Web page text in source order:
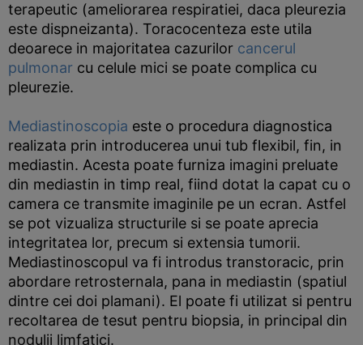
terapeutic (ameliorarea respiratiei, daca pleurezia
este dispneizanta). Toracocenteza este utila
deoarece in majoritatea cazurilor cancerul
pulmonar cu celule mici se poate complica cu
pleurezie.
Mediastinoscopia este o procedura diagnostica
realizata prin introducerea unui tub flexibil, fin, in
mediastin. Acesta poate furniza imagini preluate
din mediastin in timp real, fiind dotat la capat cu o
camera ce transmite imaginile pe un ecran. Astfel
se pot vizualiza structurile si se poate aprecia
integritatea lor, precum si extensia tumorii.
Mediastinoscopul va fi introdus transtoracic, prin
abordare retrosternala, pana in mediastin (spatiul
dintre cei doi plamani). El poate fi utilizat si pentru
recoltarea de tesut pentru biopsia, in principal din
nodulii limfatici.